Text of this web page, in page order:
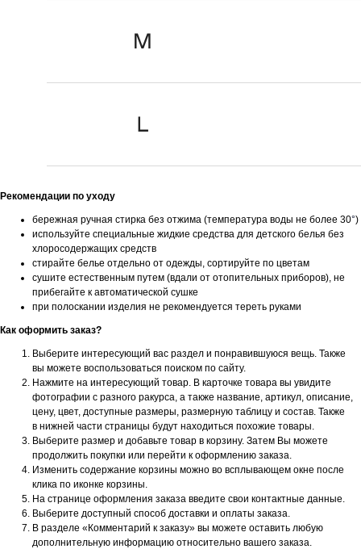
Рекомендации по уходу
бережная ручная стирка без отжима (температура воды не более 30°)
используйте специальные жидкие средства для детского белья без
хлоросодержащих средств
стирайте белье отдельно от одежды, сортируйте по цветам
сушите естественным путем (вдали от отопительных приборов), не
прибегайте к автоматической сушке
при полоскании изделия не рекомендуется тереть руками
Как оформить заказ?
Выберите интересующий вас раздел и понравившуюся вещь. Также
вы можете воспользоваться поиском по сайту.
Нажмите на интересующий товар. В карточке товара вы увидите
фотографии с разного ракурса, а также название, артикул, описание,
цену, цвет, доступные размеры, размерную таблицу и состав. Также
в нижней части страницы будут находиться похожие товары.
Выберите размер и добавьте товар в корзину. Затем Вы можете
продолжить покупки или перейти к оформлению заказа.
Изменить содержание корзины можно во всплывающем окне после
клика по иконке корзины.
На странице оформления заказа введите свои контактные данные.
Выберите доступный способ доставки и оплаты заказа.
В разделе «Комментарий к заказу» вы можете оставить любую
дополнительную информацию относительно вашего заказа.